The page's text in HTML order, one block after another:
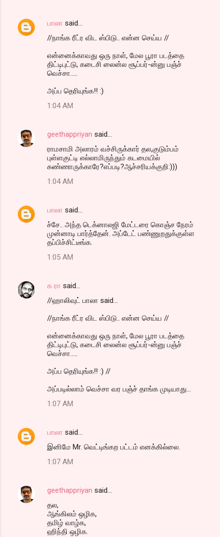
பாலா said…
//நாங்க ரீட்ர விட ஸ்பிடு.. என்ன செய்ய //
என்னைக்காவது ஒரு நாள், மேல பூரா படத்தை
திட்டிபுட்டு, கடைசி லைன்ல சூப்பர்-ன்னு பஞ்ச்
வெச்சா.....
அப்ப தெரியுங்க!! :)
1:04 AM
geethappriyan said…
ராமசாமி அலாரம் வச்சிருக்கார் தல,குடும்பம்
புள்ளகுட்டி எல்லாமிருந்தும் கடமையில்
கண்ணாருக்காரே?எப்படி?ஆச்சரியக்குறி:)))
1:04 AM
பாலா said…
ச்சே.. அந்த டெக்னாலஜி மேட்டரை கொஞ்ச நேரம்
முன்னாடி பார்த்தேன். அப்டேட் பண்ணுறதுக்குள்ள
தப்பிச்சிட்டீங்க.
1:05 AM
க ரா said…
//ஹாலிவுட் பாலா said...
//நாங்க ரீட்ர விட ஸ்பிடு.. என்ன செய்ய //
என்னைக்காவது ஒரு நாள், மேல பூரா படத்தை
திட்டிபுட்டு, கடைசி லைன்ல சூப்பர்-ன்னு பஞ்ச்
வெச்சா.....
அப்ப தெரியுங்க!! :) //
அப்படில்லாம் வெச்சா வர பஞ்ச் தாங்க முடியாது...
1:07 AM
பாலா said…
இனிமே Mr. வெட்டிங்கற பட்டம் எனக்கில்லை.
1:07 AM
geethappriyan said…
தல,
ஆங்கிலம் ஒழிக,
தமிழ் வாழ்க,
ஹிந்தி ஒழிக.